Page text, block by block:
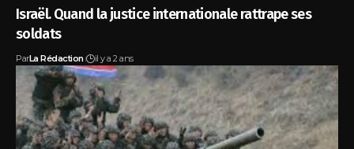
Israël. Quand la justice internationale rattrape ses
soldats
ParLa Rédaction il y a 2 ans